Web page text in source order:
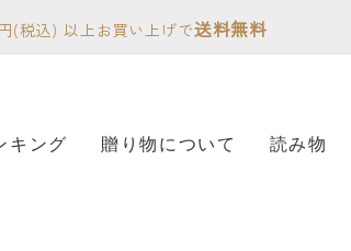
円(税込) 以上お買い上げで送料無料
キング 贈り物について 読み物